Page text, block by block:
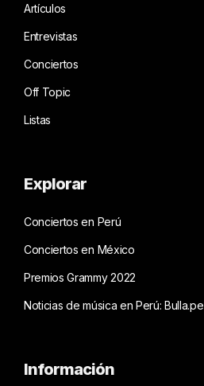
Artículos
Entrevistas
Conciertos
Off Topic
Listas
Explorar
Conciertos en Perú
Conciertos en México
Premios Grammy 2022
Noticias de música en Perú: Bulla.pe
Información